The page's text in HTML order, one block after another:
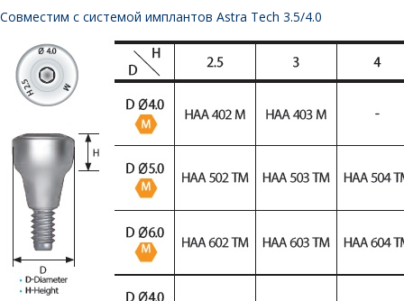
Совместим с системой имплантов Astra Tech 3.5/4.0